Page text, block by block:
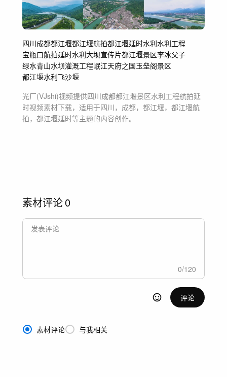
四川成都都江堰都江堰航拍都江堰延时水利水利工程
宝瓶口航拍延时水利大坝宣传片都江堰景区李冰父子
绿水青山水坝灌溉工程岷江天府之国玉垒阁景区
都江堰水利飞沙堰
光厂(VJshi)视频提供四川成都都江堰景区水利工程航拍延
时视频素材下载，适用于四川，成都，都江堰，都江堰航
拍，都江堰延时等主题的内容创作。
素材评论0
0/120
评论
素材评论 与我相关